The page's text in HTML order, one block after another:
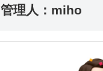
管理人：miho